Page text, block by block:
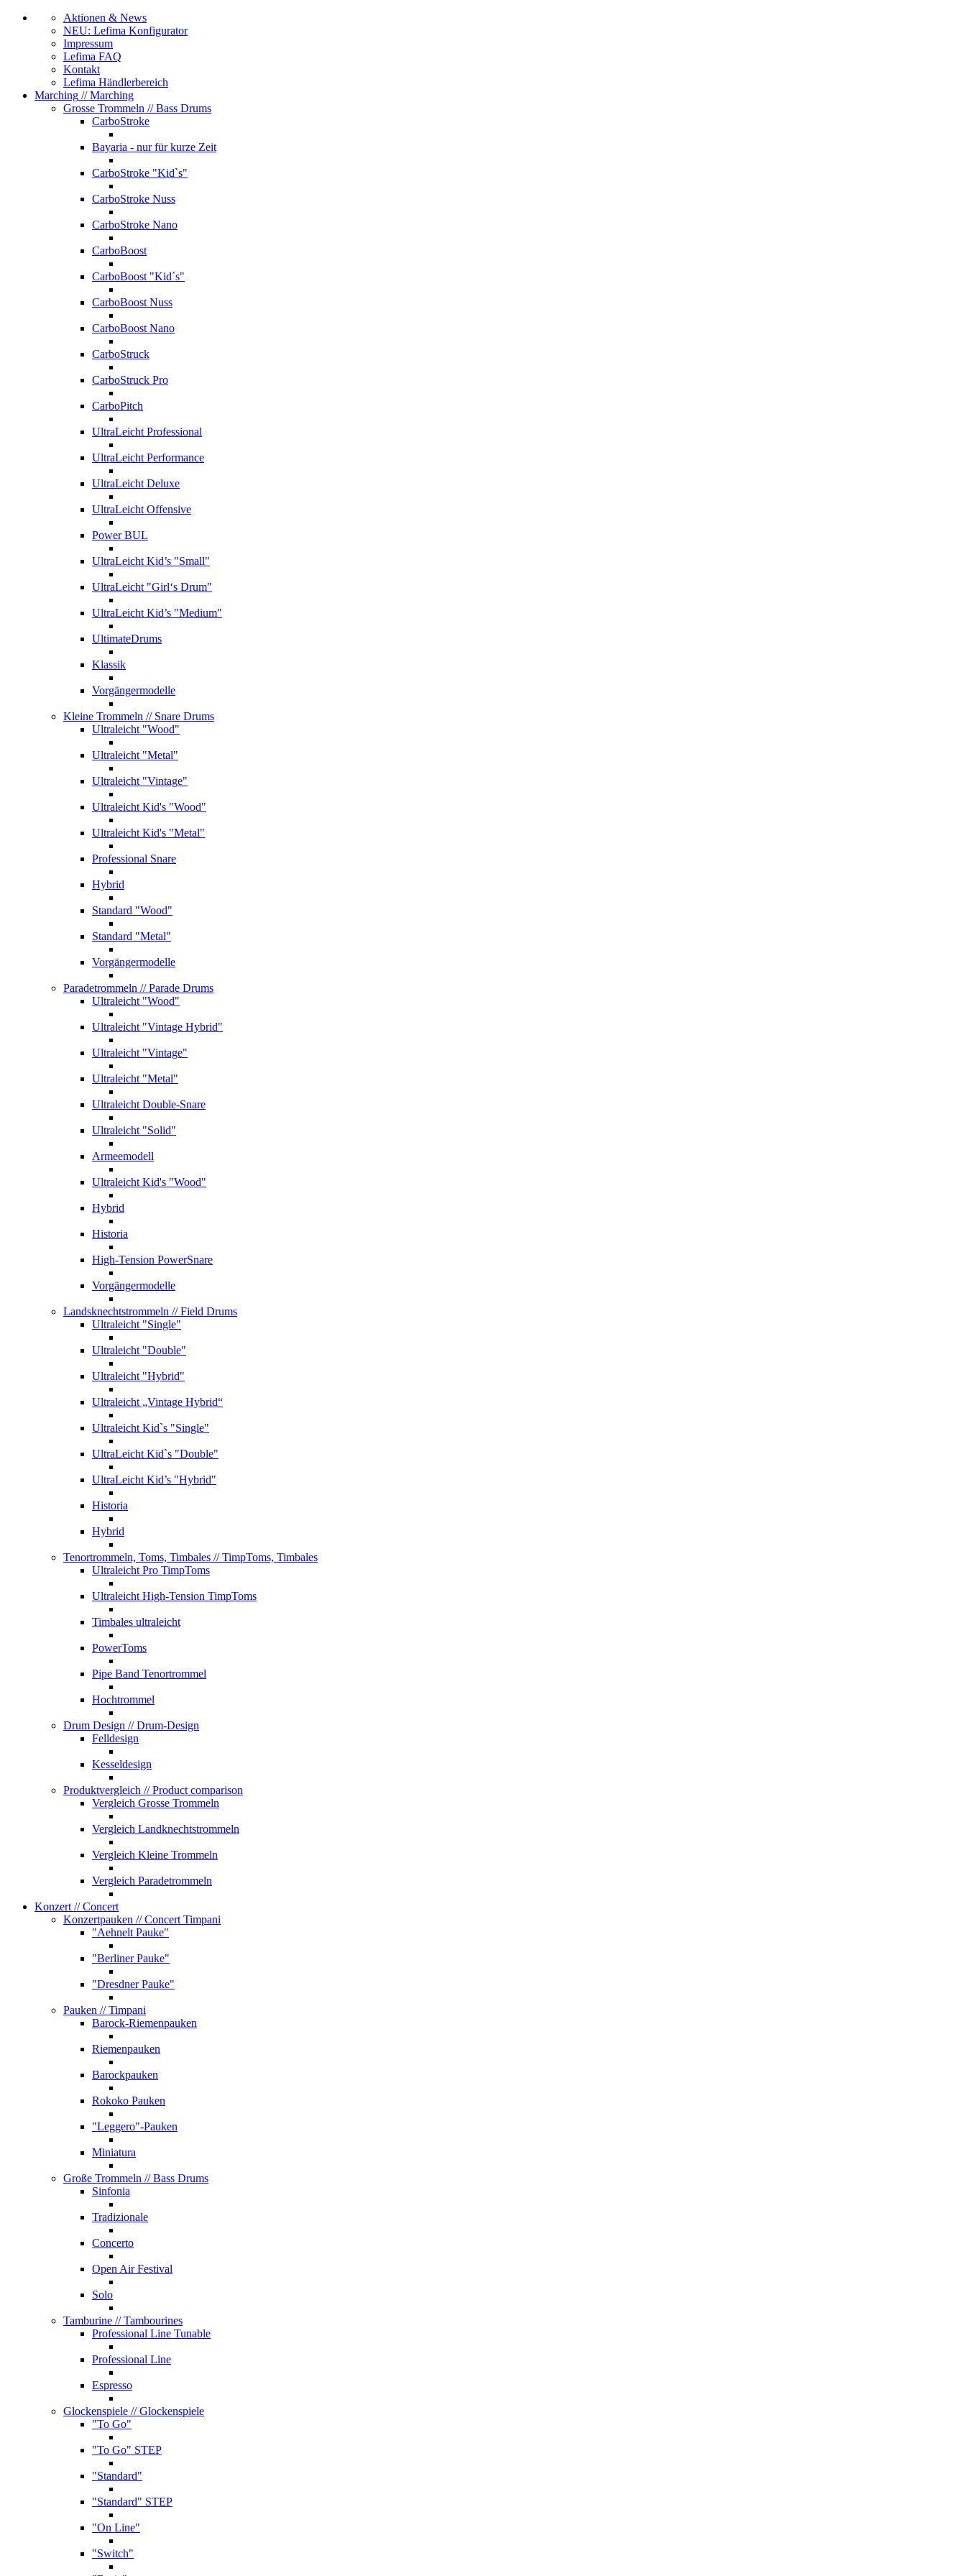
Aktionen & News
NEU: Lefima Konfigurator
Impressum
Lefima FAQ
Kontakt
Lefima Händlerbereich
Marching // Marching
Grosse Trommeln // Bass Drums
CarboStroke
Bayaria - nur für kurze Zeit
CarboStroke "Kid`s"
CarboStroke Nuss
CarboStroke Nano
CarboBoost
CarboBoost "Kid´s"
CarboBoost Nuss
CarboBoost Nano
CarboStruck
CarboStruck Pro
CarboPitch
UltraLeicht Professional
UltraLeicht Performance
UltraLeicht Deluxe
UltraLeicht Offensive
Power BUL
UltraLeicht Kid’s "Small"
UltraLeicht "Girl‘s Drum"
UltraLeicht Kid’s "Medium"
UltimateDrums
Klassik
Vorgängermodelle
Kleine Trommeln // Snare Drums
Ultraleicht "Wood"
Ultraleicht "Metal"
Ultraleicht "Vintage"
Ultraleicht Kid's "Wood"
Ultraleicht Kid's "Metal"
Professional Snare
Hybrid
Standard "Wood"
Standard "Metal"
Vorgängermodelle
Paradetrommeln // Parade Drums
Ultraleicht "Wood"
Ultraleicht "Vintage Hybrid"
Ultraleicht "Vintage"
Ultraleicht "Metal"
Ultraleicht Double-Snare
Ultraleicht "Solid"
Armeemodell
Ultraleicht Kid's "Wood"
Hybrid
Historia
High-Tension PowerSnare
Vorgängermodelle
Landsknechtstrommeln // Field Drums
Ultraleicht "Single"
Ultraleicht "Double"
Ultraleicht "Hybrid"
Ultraleicht „Vintage Hybrid“
Ultraleicht Kid`s "Single"
UltraLeicht Kid`s "Double"
UltraLeicht Kid’s "Hybrid"
Historia
Hybrid
Tenortrommeln, Toms, Timbales // TimpToms, Timbales
Ultraleicht Pro TimpToms
Ultraleicht High-Tension TimpToms
Timbales ultraleicht
PowerToms
Pipe Band Tenortrommel
Hochtrommel
Drum Design // Drum-Design
Felldesign
Kesseldesign
Produktvergleich // Product comparison
Vergleich Grosse Trommeln
Vergleich Landknechtstrommeln
Vergleich Kleine Trommeln
Vergleich Paradetrommeln
Konzert // Concert
Konzertpauken // Concert Timpani
"Aehnelt Pauke"
"Berliner Pauke"
"Dresdner Pauke"
Pauken // Timpani
Barock-Riemenpauken
Riemenpauken
Barockpauken
Rokoko Pauken
"Leggero"-Pauken
Miniatura
Große Trommeln // Bass Drums
Sinfonia
Tradizionale
Concerto
Open Air Festival
Solo
Tamburine // Tambourines
Professional Line Tunable
Professional Line
Espresso
Glockenspiele // Glockenspiele
"To Go"
"To Go" STEP
"Standard"
"Standard" STEP
"On Line"
"Switch"